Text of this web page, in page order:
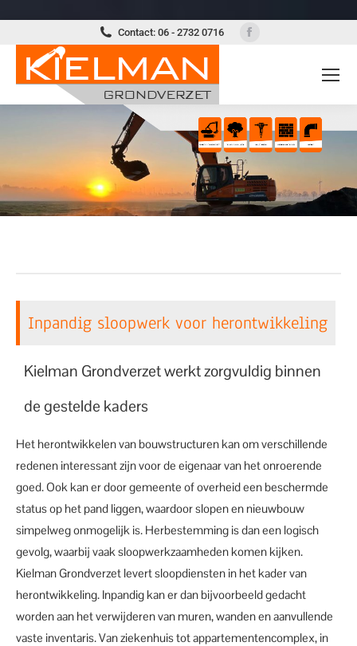
Contact: 06 - 2732 0716
window
Inpandig sloopwerk voor herontwikkeling
Kielman Grondverzet werkt zorgvuldig binnen
de gestelde kaders
Het herontwikkelen van bouwstructuren kan om verschillende
redenen interessant zijn voor de eigenaar van het onroerende
goed. Ook kan er door gemeente of overheid een beschermde
status op het pand liggen, waardoor slopen en nieuwbouw
simpelweg onmogelijk is. Herbestemming is dan een logisch
gevolg, waarbij vaak sloopwerkzaamheden komen kijken.
Kielman Grondverzet levert sloopdiensten in het kader van
herontwikkeling. Inpandig kan er dan bijvoorbeeld gedacht
worden aan het verwijderen van muren, wanden en aanvullende
vaste inventaris. Van ziekenhuis tot appartementencomplex, in